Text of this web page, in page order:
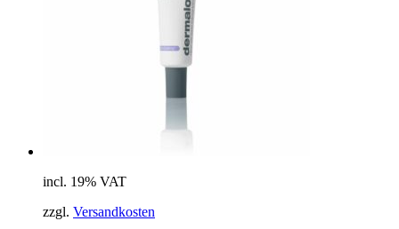
incl. 19% VAT
zzgl. Versandkosten